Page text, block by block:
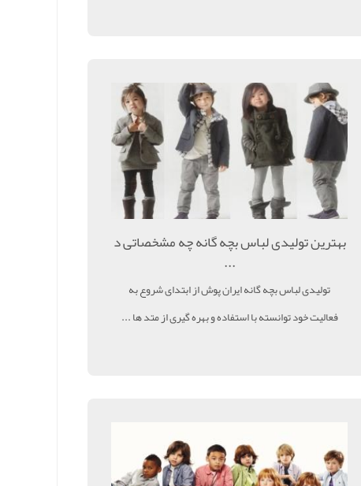
بهترین تولیدی لباس بچه گانه چه مشخصاتی د
...
تولیدی لباس بچه گانه ایران پوش از ابتدای شروع به
فعالیت خود توانسته با استفاده و بهره گیری از متد ها ...